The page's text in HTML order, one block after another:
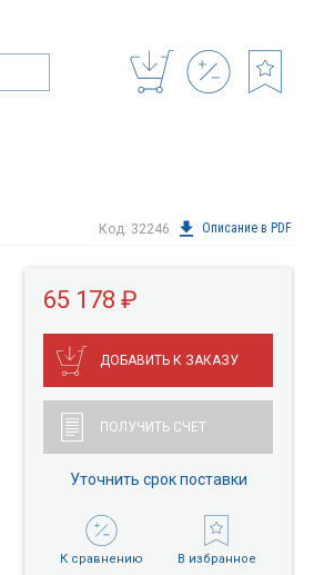
Код: 32246 Описание в PDF
65 178 ₽
ДОБАВИТЬ К ЗАКАЗУ
ПОЛУЧИТЬ СЧЕТ
Уточнить срок поставки
К сравнению В избранное